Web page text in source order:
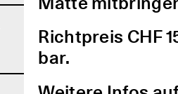
Richtpreis CHF
bar.